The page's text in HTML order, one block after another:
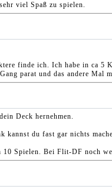
viel Spaß zu spielen.
finde ich. Ich habe in ca
parat und das andere Mal
Deck hernehmen.
kannst du fast gar nichts
Spielen. Bei Flit-DF noch